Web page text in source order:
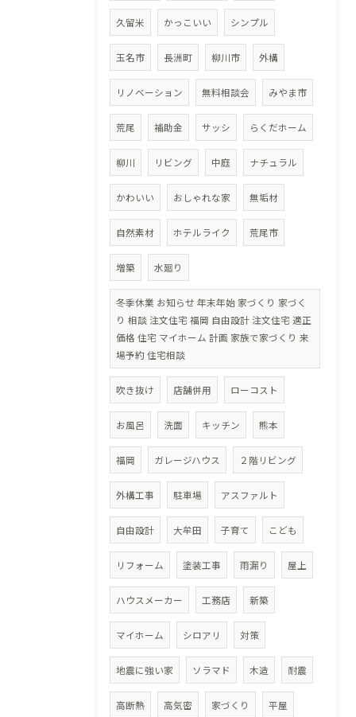
久留米 かっこいい シンプル
玉名市 長洲町 柳川市 外構
リノベーション 無料相談会 みやま市
荒尾 補助金 サッシ らくだホーム
柳川 リビング 中庭 ナチュラル
かわいい おしゃれな家 無垢材
自然素材 ホテルライク 荒尾市
増築 水廻り
冬季休業 お知らせ 年末年始 家づくり 家づく
り 相談 注文住宅 福岡 自由設計 注文住宅 適正
価格 住宅 マイホーム 計画 家族で家づくり 来
場予約 住宅相談
吹き抜け 店舗併用 ローコスト
お風呂 洗面 キッチン 熊本
福岡 ガレージハウス ２階リビング
外構工事 駐車場 アスファルト
自由設計 大牟田 子育て こども
リフォーム 塗装工事 雨漏り 屋上
ハウスメーカー 工務店 新築
マイホーム シロアリ 対策
地震に強い家 ソラマド 木造 耐震
高断熱 高気密 家づくり 平屋